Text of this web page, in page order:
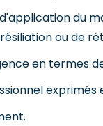
du
ou de
en termes